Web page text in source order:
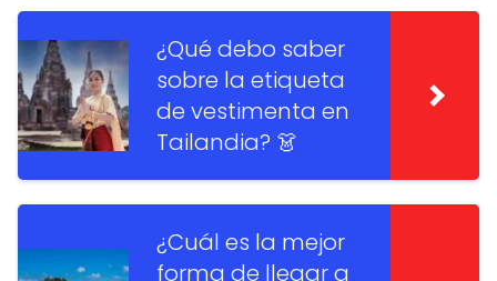
¿Qué debo saber
sobre la etiqueta
de vestimenta en
Tailandia? 👗
¿Cuál es la mejor
forma de llegar a